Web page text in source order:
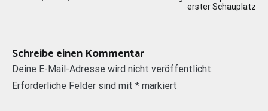
erster Schauplatz
Schreibe einen Kommentar
Deine E-Mail-Adresse wird nicht veröffentlicht.
Erforderliche Felder sind mit * markiert